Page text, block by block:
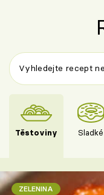
Těstoviny Sladké
ZELENINA